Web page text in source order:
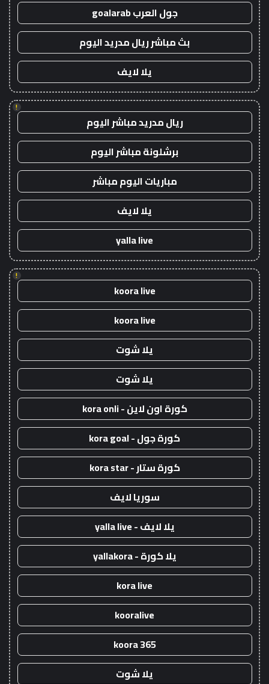
جول العرب goalarab
بث مباشر ريال مدريد اليوم
يلا لايف
!
ريال مدريد مباشر اليوم
برشلونة مباشر اليوم
مباريات اليوم مباشر
يلا لايف
yalla live
!
koora live
koora live
يلا شوت
يلا شوت
كورة اون لاين - kora onli
كورة جول - kora goal
كورة ستار - kora star
سوريا لايف
يلا لايف - yalla live
يلا كورة - yallakora
kora live
kooralive
koora 365
يلا شوت